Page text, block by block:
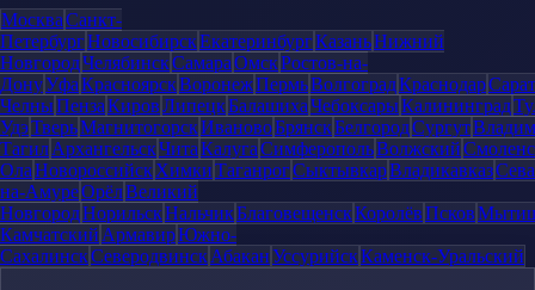
МоскваСанкт-
ПетербургНовосибирскЕкатеринбургКазаньНижний
НовгородЧелябинскСамараОмскРостов-на-
ДонуУфаКрасноярскВоронежПермьВолгоградКраснодар
ЧелныПензаКировЛипецкБалашихаЧебоксарыКалининград
УдэТверьМагнитогорскИвановоБрянскБелгородСургут
ТагилАрхангельскЧитаКалугаСимферопольВолжский
ОлаНовороссийскХимкиТаганрогСыктывкарВладикавказ
на-АмуреОрёлВеликий
НовгородНорильскНальчикБлаговещенскКоролёвПсков
Камчатский АрмавирЮжно-
СахалинскСеверодвинскАбаканУссурийскКаменск-Уральский